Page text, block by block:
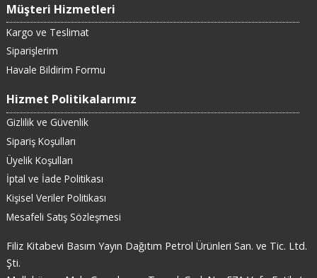
Müşteri Hizmetleri
Kargo ve Teslimat
Siparişlerim
Havale Bildirim Formu
Hizmet Politikalarımız
Gizlilik ve Güvenlik
Sipariş Koşulları
Üyelik Koşulları
İptal ve İade Politikası
Kişisel Veriler Politikası
Mesafeli Satış Sözleşmesi
Filiz Kitabevi Basım Yayın Dağıtım Petrol Ürünleri San. ve Tic. Ltd.
Şti.